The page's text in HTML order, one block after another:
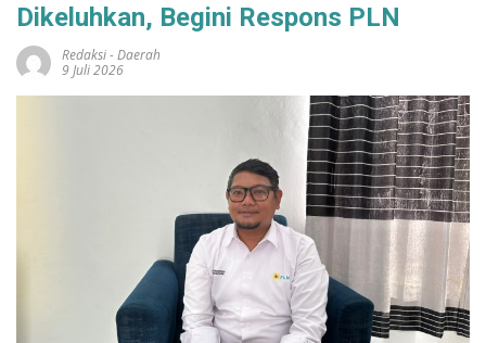
Dikeluhkan, Begini Respons PLN
Redaksi-Daerah
9 Juli 2026